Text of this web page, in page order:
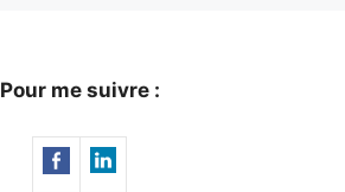
Pour me suivre :